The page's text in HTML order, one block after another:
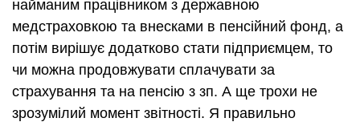
найманим працівником з державною
медстраховкою та внесками в пенсійний фонд, а
потім вирішує додатково стати підприємцем, то
чи можна продовжувати сплачувати за
страхування та на пенсію з зп. А ще трохи не
зрозумілий момент звітності. Я правильно